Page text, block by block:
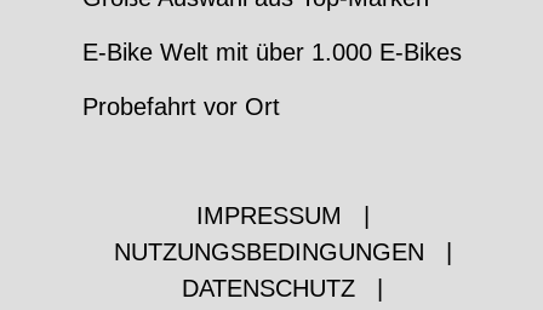
E-Bike Welt mit über 1.000 E-Bikes
Probefahrt vor Ort
IMPRESSUM
NUTZUNGSBEDINGUNGEN
DATENSCHUTZ